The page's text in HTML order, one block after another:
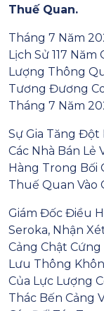
Thuế Quan.
Tháng 7 Năm
Lịch Sử 117 Năm
Lượng Thông
Tương Đương
Tháng 7 Năm
Sự Gia Tăng
Các Nhà Bán Lẻ
Hàng Trong Bối
Thuế Quan Vào
Giám Đốc Điều
Seroka, Nhận
Cảng Chật
Lưu Thông
Của Lực Lượng
Thác Bến Cảng